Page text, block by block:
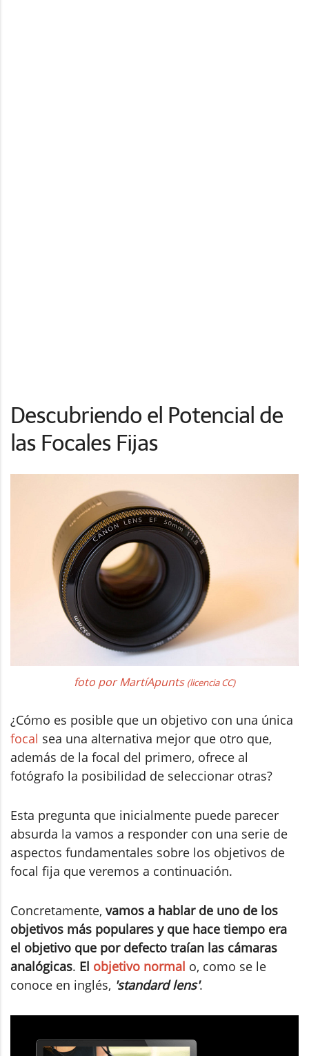
Descubriendo el Potencial de
las Focales Fijas
foto por MartíApunts (licencia CC)
¿Cómo es posible que un objetivo con una única
focal sea una alternativa mejor que otro que,
además de la focal del primero, ofrece al
fotógrafo la posibilidad de seleccionar otras?
Esta pregunta que inicialmente puede parecer
absurda la vamos a responder con una serie de
aspectos fundamentales sobre los objetivos de
focal fija que veremos a continuación.
Concretamente, vamos a hablar de uno de los
objetivos más populares y que hace tiempo era
el objetivo que por defecto traían las cámaras
analógicas. El objetivo normal o, como se le
conoce en inglés, 'standard lens'.